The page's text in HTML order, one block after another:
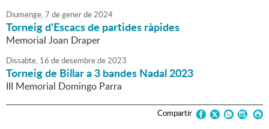
Diumenge,7 degenerde2024
Torneig d'Escacs de partides ràpides
Memorial Joan Draper
Dissabte, 16 dedesembrede2023
Torneig de Billar a 3 bandes Nadal 2023
III Memorial Domingo Parra
Compartir